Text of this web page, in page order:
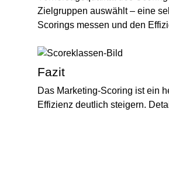
Zielgruppen auswählt – eine
Scorings messen und den
Fazit
Das Marketing-Scoring ist ein
Effizienz deutlich steigern.